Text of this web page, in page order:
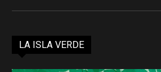
LA ISLA VERDE